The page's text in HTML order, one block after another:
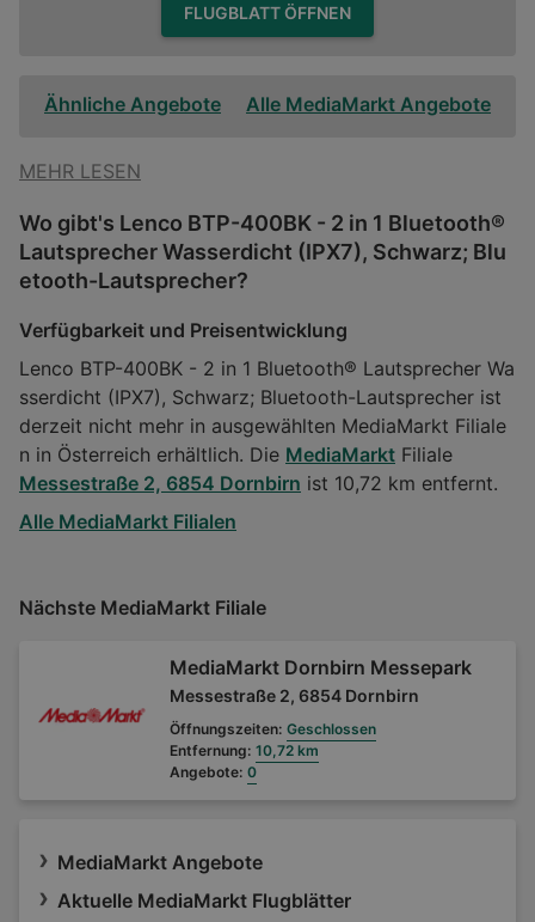
FLUGBLATT ÖFFNEN
Ähnliche Angebote Alle MediaMarkt Angebote
MEHR LESEN
Wo gibt's Lenco BTP-400BK - 2 in 1 Bluetooth®
Lautsprecher Wasserdicht (IPX7), Schwarz; Blu
etooth-Lautsprecher?
Verfügbarkeit und Preisentwicklung
Lenco BTP-400BK - 2 in 1 Bluetooth® Lautsprecher Wa
sserdicht (IPX7), Schwarz; Bluetooth-Lautsprecher ist
derzeit nicht mehr in ausgewählten MediaMarkt Filiale
n in Österreich erhältlich. Die MediaMarkt Filiale
Messestraße 2, 6854 Dornbirn ist 10,72 km entfernt.
Alle MediaMarkt Filialen
Nächste MediaMarkt Filiale
MediaMarkt Dornbirn Messepark
Messestraße 2, 6854 Dornbirn
Öffnungszeiten: Geschlossen
Entfernung: 10,72 km
Angebote: 0
MediaMarkt Angebote
Aktuelle MediaMarkt Flugblätter